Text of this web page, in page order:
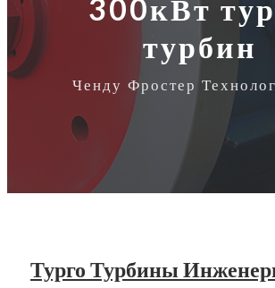
300кВт
турбин
Ченду Фростер
Турго Турбины